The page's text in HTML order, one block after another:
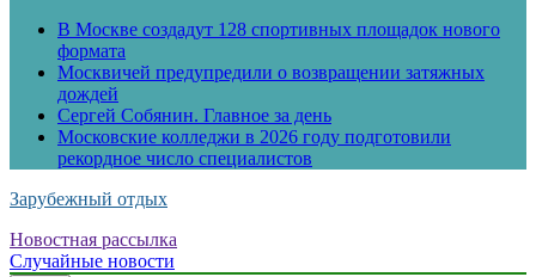
В Москве создадут 128 спортивных площадок нового
формата
Москвичей предупредили о возвращении затяжных
дождей
Сергей Собянин. Главное за день
Московские колледжи в 2026 году подготовили
рекордное число специалистов
Зарубежный отдых
Новостная рассылка
Случайные новости